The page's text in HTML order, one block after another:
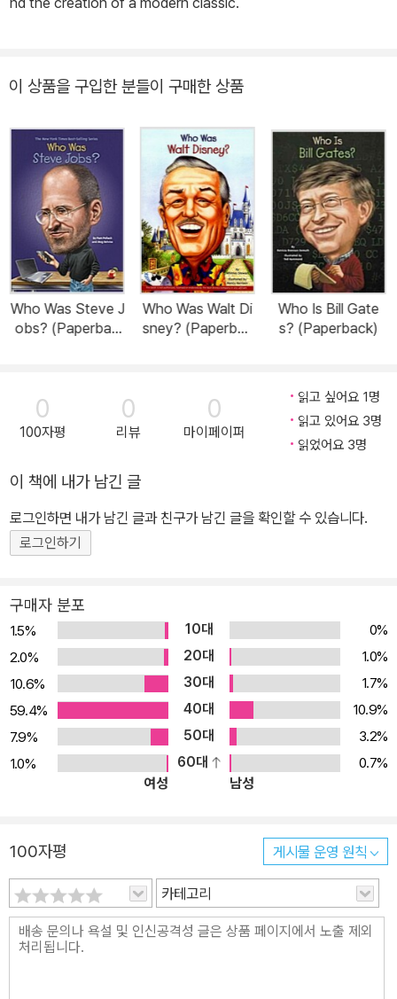
이 상품을 구입한 분들이 구매한 상품
Who Was Steve J
obs? (Paperbac
Who Was Walt Di
sney? (Paperbac
Who Is Bill Gate
s? (Paperback)
0
100자평
0
리뷰
0
마이페이퍼
읽고 싶어요 1명
읽고 있어요 3명
읽었어요 3명
이 책에 내가 남긴 글
로그인하면 내가 남긴 글과 친구가 남긴 글을 확인할 수 있습니다.
로그인하기
구매자 분포
1.5% 10대
0%
2.0%
20대
1.0%
10.6%
30대
1.7%
59.4%
40대
10.9%
7.9%
50대
3.2%
1.0%
60대
0.7%
여성
남성
100자평 게시물 운영 원칙
카테고리